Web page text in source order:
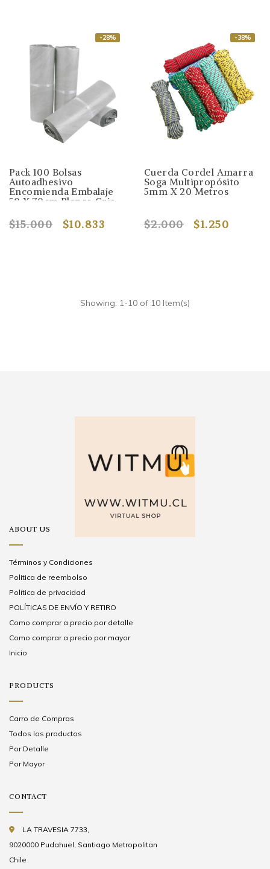
-28%
Pack 100 Bolsas
Autoadhesivo
Encomienda Embalaje
50 X 70cm Blanco Gris
$15.000 $10.833
-38%
Cuerda Cordel Amarra
Soga Multipropósito
5mm X 20 Metros
$2.000 $1.250
Showing: 1-10 of 10 Item(s)
ABOUT US
Términos y Condiciones
Politica de reembolso
Política de privacidad
POLÍTICAS DE ENVÍO Y RETIRO
Como comprar a precio por detalle
Como comprar a precio por mayor
Inicio
PRODUCTS
Carro de Compras
Todos los productos
Por Detalle
Por Mayor
CONTACT
LA TRAVESIA 7733,
9020000 Pudahuel, Santiago Metropolitan
Chile